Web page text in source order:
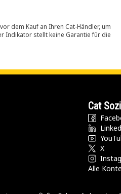
dem Kauf an Ihren Cat-Händler, um
Indikator stellt keine Garantie für die
Cat
X
Alle